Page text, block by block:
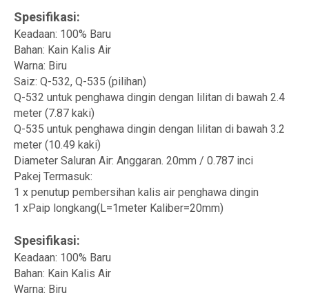
Spesifikasi:
Keadaan: 100% Baru
Bahan: Kain Kalis Air
Warna: Biru
Saiz: Q-532, Q-535 (pilihan)
Q-532 untuk penghawa dingin dengan lilitan di bawah 2.4
meter (7.87 kaki)
Q-535 untuk penghawa dingin dengan lilitan di bawah 3.2
meter (10.49 kaki)
Diameter Saluran Air: Anggaran. 20mm / 0.787 inci
Pakej Termasuk:
1 x penutup pembersihan kalis air penghawa dingin
1 xPaip longkang(L=1meter Kaliber=20mm)
Spesifikasi:
Keadaan: 100% Baru
Bahan: Kain Kalis Air
Warna: Biru